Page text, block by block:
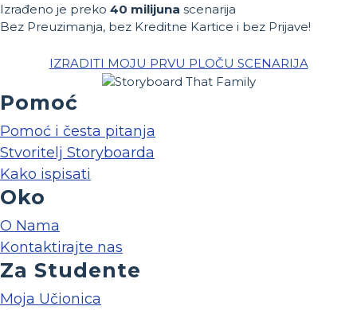
Izrađeno je preko 40 milijuna scenarija
Bez Preuzimanja, bez Kreditne Kartice i bez Prijave!
IZRADITI MOJU PRVU PLOČU SCENARIJA
Pomoć
Pomoć i česta pitanja
Stvoritelj Storyboarda
Kako ispisati
Oko
O Nama
Kontaktirajte nas
Za Studente
Moja Učionica